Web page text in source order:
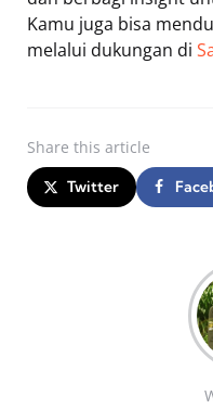
Kamu juga bisa
melalui dukungan di
Share this article
Twitter